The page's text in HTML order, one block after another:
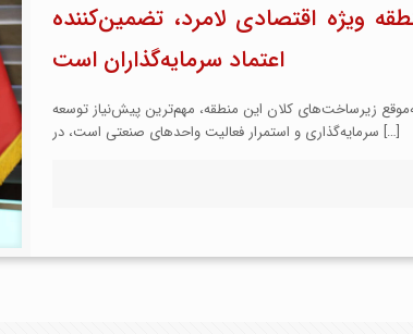
ویژه اقتصادی لامرد، تضمین‌کننده
اعتماد سرمایه‌گذاران است
زیرساخت‌های کلان این منطقه، مهم‌ترین پیش‌نیاز توسعه
سرمایه‌گذاری و استمرار فعالیت واحدهای صنعتی است، در […]